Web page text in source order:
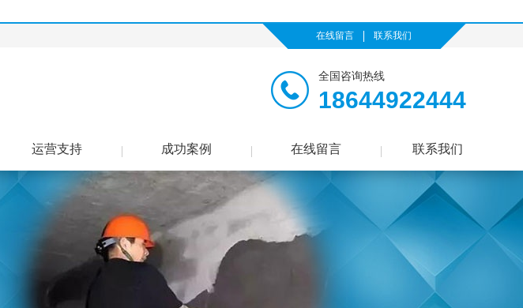
在线留言 联系我们
全国咨询热线
18644922444
运营支持 成功案例 在线留言 联系我们